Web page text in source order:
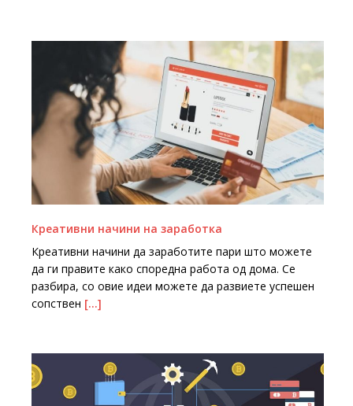
Креативни начини на заработка
Креативни начини да заработите пари што можете
да ги правите како споредна работа од дома. Се
разбира, со овие идеи можете да развиете успешен
сопствен […]